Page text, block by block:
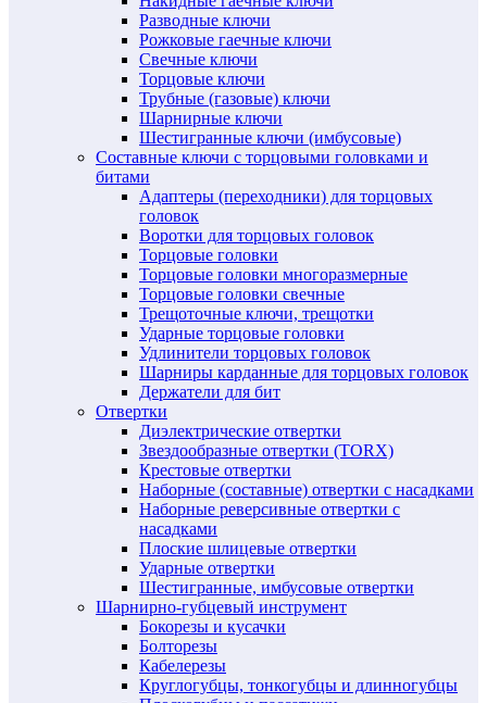
Разводные ключи
Рожковые гаечные ключи
Свечные ключи
Торцовые ключи
Трубные (газовые) ключи
Шарнирные ключи
Шестигранные ключи (имбусовые)
Составные ключи с торцовыми головками и
битами
Адаптеры (переходники) для торцовых
головок
Воротки для торцовых головок
Торцовые головки
Торцовые головки многоразмерные
Торцовые головки свечные
Трещоточные ключи, трещотки
Ударные торцовые головки
Удлинители торцовых головок
Шарниры карданные для торцовых головок
Держатели для бит
Отвертки
Диэлектрические отвертки
Звездообразные отвертки (TORX)
Крестовые отвертки
Наборные (составные) отвертки с насадками
Наборные реверсивные отвертки с
насадками
Плоские шлицевые отвертки
Ударные отвертки
Шестигранные, имбусовые отвертки
Шарнирно-губцевый инструмент
Бокорезы и кусачки
Болторезы
Кабелерезы
Круглогубцы, тонкогубцы и длинногубцы